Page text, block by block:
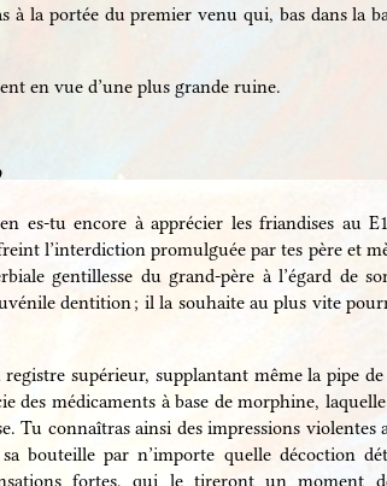
à la portée du premier venu qui, bas dans la
en vue d’une plus grande ruine.
es-tu encore à apprécier les friandises au
l’interdiction promulguée par tes père et
gentillesse du grand-père à l’égard de
dentition ; il la souhaite au plus vite
supérieur, supplantant même la pipe
des médicaments à base de morphine,
Tu connaîtras ainsi des impressions violentes
bouteille par n’importe quelle décoction
fortes, qui le tireront un moment